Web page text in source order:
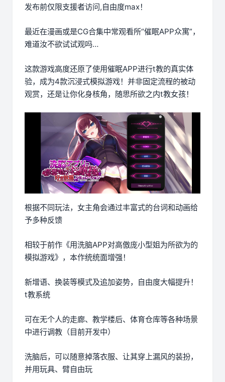
发布前仅限支援者访问,自由度max！
最近在漫画或是CG合集中常观看所“催眠APP众寓”，
难道汝不欲试试观吗…
这款游戏高度还原了使用催眠APP进行t教的真实体
验，成为4款沉浸式模拟游戏！并非固定流程的被动
观赏，还是让你化身核角，随思所欲之内t教女孩！
根据不同玩法，女主角会通过丰富式的台词和动画给
予多种反馈
相较于前作《用洗脑APP对高傲庞小型姐为所欲为的
模拟游戏》，本作统统面增强！
新增语、换装等模式及追加姿势，自由度大幅提升！
t教系统
可在无个人的走廊、教学楼后、体育仓库等各种场景
中进行调教（目前开发中）
洗脑后，可以随意掉落衣服、让其穿上漏风的装扮，
并用玩具、臂自由玩